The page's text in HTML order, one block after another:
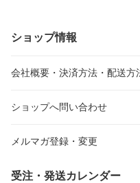
ショップ情報
会社概要・決済方法・配送方
ショップへ問い合わせ
メルマガ登録・変更
受注・発送カレンダー